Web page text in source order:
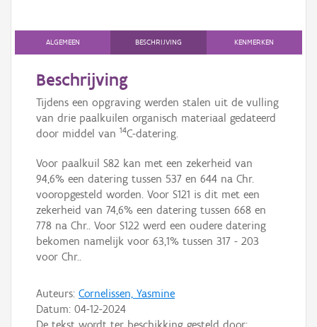
Downloads
Hergebruik
Aanmelden
ALGEMEEN BESCHRIJVING KENMERKEN
Beschrijving
Tijdens een opgraving werden stalen uit de vulling
van drie paalkuilen organisch materiaal gedateerd
door middel van 14C-datering.
Voor paalkuil S82 kan met een zekerheid van
94,6% een datering tussen 537 en 644 na Chr.
vooropgesteld worden. Voor S121 is dit met een
zekerheid van 74,6% een datering tussen 668 en
778 na Chr.. Voor S122 werd een oudere datering
bekomen namelijk voor 63,1% tussen 317 - 203
voor Chr..
Auteurs: Cornelissen, Yasmine
Datum: 04-12-2024